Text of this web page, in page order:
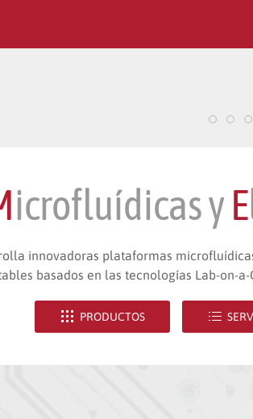
icrofluídicas y E
innovadoras plataformas
basados en las tecnologías Lab-on-
PRODUCTOS